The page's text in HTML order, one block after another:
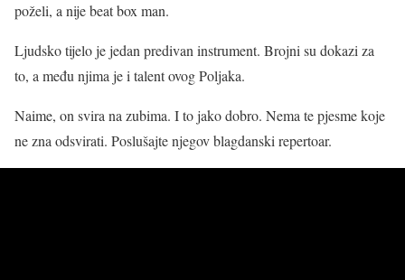
poželi, a nije beat box man.
Ljudsko tijelo je jedan predivan instrument. Brojni su dokazi za
to, a među njima je i talent ovog Poljaka.
Naime, on svira na zubima. I to jako dobro. Nema te pjesme koje
ne zna odsvirati. Poslušajte njegov blagdanski repertoar.